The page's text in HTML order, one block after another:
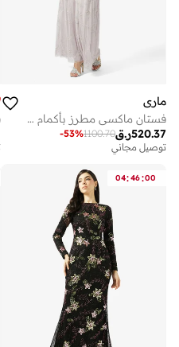
ماري
فستان ماكسي مطرز بأكمام مكشكشة
ر.ق520.37
1100.70
-53%
توصيل مجاني
04:46:00